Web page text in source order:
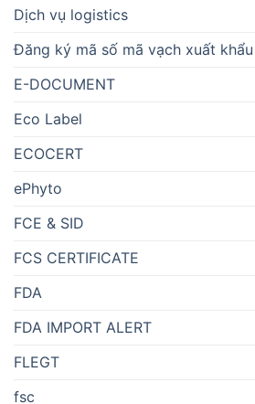
Dịch vụ logistics
Đăng ký mã số mã vạch xuất khẩu
E-DOCUMENT
Eco Label
ECOCERT
ePhyto
FCE & SID
FCS CERTIFICATE
FDA
FDA IMPORT ALERT
FLEGT
fsc